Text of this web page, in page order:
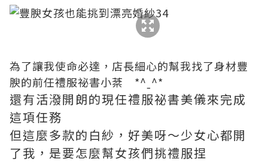
為了讓我使命必達，店長細心的幫我找了身材豐
腴的前任禮服祕書小棻 *^ˍ^*
還有活潑開朗的現任禮服祕書美儀來完成
這項任務
但這麼多款的白紗，好美呀～少女心都開
了我，是要怎麼幫女孩們挑禮服捏